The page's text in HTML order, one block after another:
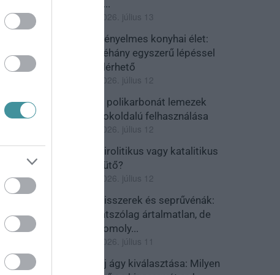
a...
2026. július 13
Kényelmes konyhai élet:
néhány egyszerű lépéssel
elérhető
2026. július 12
A polikarbonát lemezek
sokoldalú felhasználása
2026. július 12
Pirolitikus vagy katalitikus
sütő?
2026. július 12
Visszerek és seprűvénák:
látszólag ártalmatlan, de
komoly...
2026. július 11
Új ágy kiválasztása: Milyen